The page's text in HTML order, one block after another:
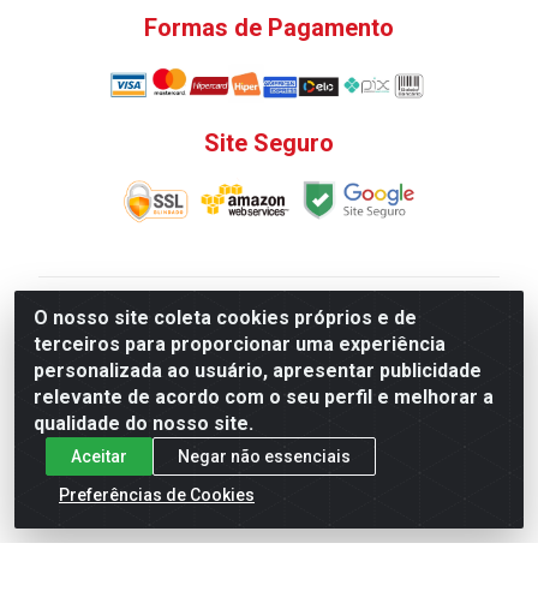
O nosso site coleta cookies próprios e de
terceiros para proporcionar uma experiência
personalizada ao usuário, apresentar publicidade
relevante de acordo com o seu perfil e melhorar a
qualidade do nosso site.
Aceitar
Negar não essenciais
Preferências de Cookies
Formas de Pagamento
Site Seguro
V. C. Ferragens LTDA - Rua do Matoso, 132 - Praça da
Bandeira, Rio de Janeiro/ RJ - CEP 20.270-135 - CNPJ
12.324.723/0001-25
Todas as regras de promoções, descontos, preços e
prazos de pagamento e entrega expostos aqui são
válidos apenas para compras via internet. Preços e
estoque sujeito a alterações sem aviso prévio.